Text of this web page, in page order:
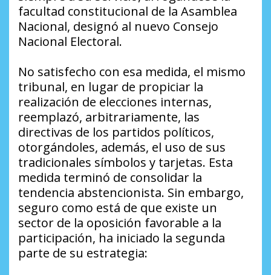
facultad constitucional de la Asamblea
Nacional, designó al nuevo Consejo
Nacional Electoral.
No satisfecho con esa medida, el mismo
tribunal, en lugar de propiciar la
realización de elecciones internas,
reemplazó, arbitrariamente, las
directivas de los partidos políticos,
otorgándoles, además, el uso de sus
tradicionales símbolos y tarjetas. Esta
medida terminó de consolidar la
tendencia abstencionista. Sin embargo,
seguro como está de que existe un
sector de la oposición favorable a la
participación, ha iniciado la segunda
parte de su estrategia: